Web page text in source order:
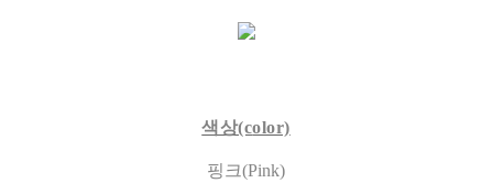
색상(color)
핑크(Pink)